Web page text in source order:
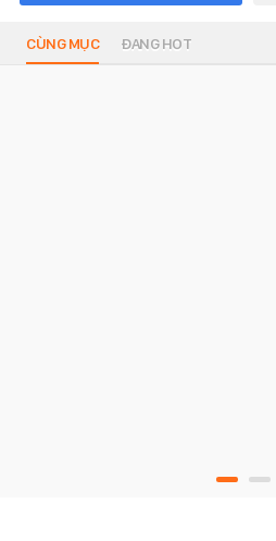
CÙNG MỤC ĐANG HOT